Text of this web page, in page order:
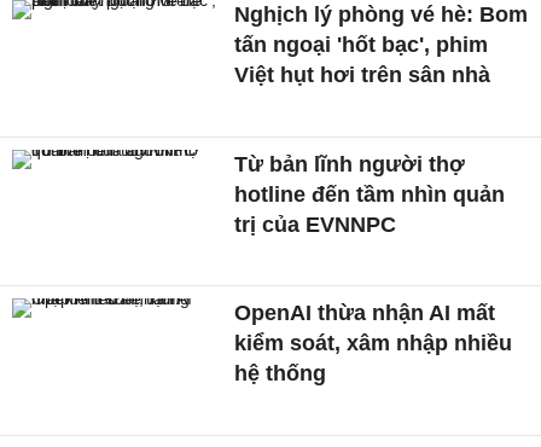
Nghịch lý phòng vé hè: Bom
tấn ngoại 'hốt bạc', phim
Việt hụt hơi trên sân nhà
Từ bản lĩnh người thợ
hotline đến tầm nhìn quản
trị của EVNNPC
OpenAI thừa nhận AI mất
kiểm soát, xâm nhập nhiều
hệ thống